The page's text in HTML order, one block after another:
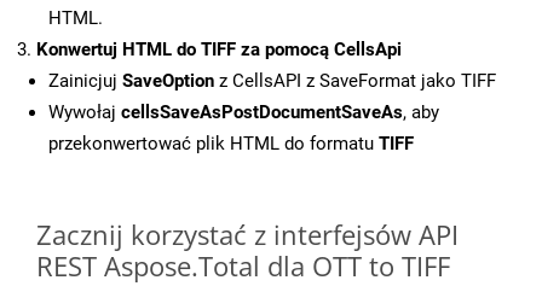
HTML.
Konwertuj HTML do TIFF za pomocą CellsApi
Zainicjuj SaveOption z CellsAPI z SaveFormat jako TIFF
Wywołaj cellsSaveAsPostDocumentSaveAs, aby
przekonwertować plik HTML do formatu TIFF
Zacznij korzystać z interfejsów API
REST Aspose.Total dla OTT to TIFF